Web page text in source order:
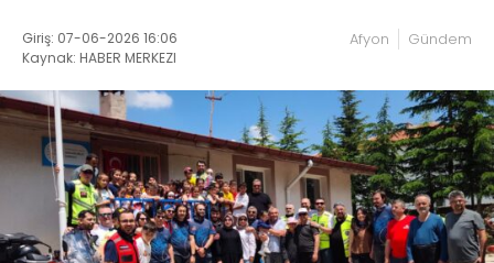
Giriş: 07-06-2026 16:06
Kaynak: HABER MERKEZI
Afyon Gündem